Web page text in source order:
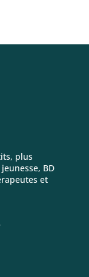
plus
BD
et